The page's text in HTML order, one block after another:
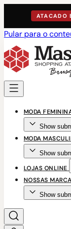
ATACADO
Pular para o
MODA
Show
MODA
Show
LOJAS ONLINE
NOSSAS
Show